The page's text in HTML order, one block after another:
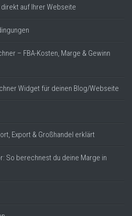
auf Ihrer Webseite
– FBA-Kosten, Marge & Gewinn
Widget für deinen Blog/Webseite
Export & Großhandel erklärt
So berechnest du deine Marge in